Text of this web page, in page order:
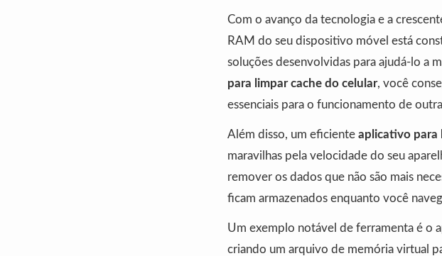
Com o avanço da tecnologia e a
RAM do seu dispositivo móvel está
soluções desenvolvidas para ajudá-lo a
para limpar cache do celular, você
essenciais para o funcionamento de
Além disso, um eficiente aplicativo para
maravilhas pela velocidade do seu
remover os dados que não são mais
ficam armazenados enquanto você
Um exemplo notável de ferramenta é o
criando um arquivo de memória virtual